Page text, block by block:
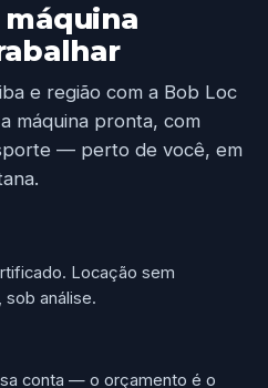
e região com a Bob Loc
máquina pronta, com
— perto de você, em
Locação sem
análise.
conta — o orçamento é o